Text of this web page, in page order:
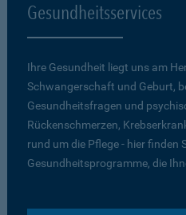
Gesundheitsservices
Ihre Gesundheit liegt uns am
Schwangerschaft und Geburt,
Gesundheitsfragen und
Rückenschmerzen,
rund um die Pflege - hier finden
Gesundheitsprogramme, die